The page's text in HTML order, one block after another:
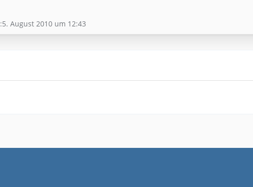
5. August 2010 um 12:43